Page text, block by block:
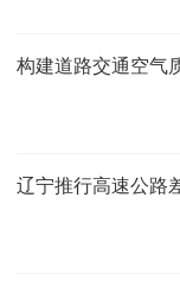
构建道路交通空气
辽宁推行高速公路